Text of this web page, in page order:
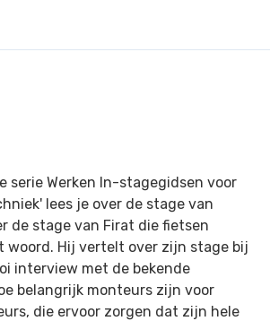
serie Werken In-stagegidsen voor
lees je over de stage van
de stage van Firat die fietsen
woord. Hij vertelt over zijn stage bij
interview met de bekende
belangrijk monteurs zijn voor
die ervoor zorgen dat zijn hele